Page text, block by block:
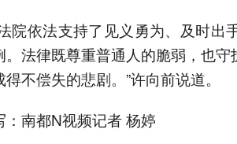
院依法支持了见义勇为、及时出
。法律既尊重普通人的脆弱，也
得不偿失的悲剧。”许向前说道。
：南都N视频记者 杨婷